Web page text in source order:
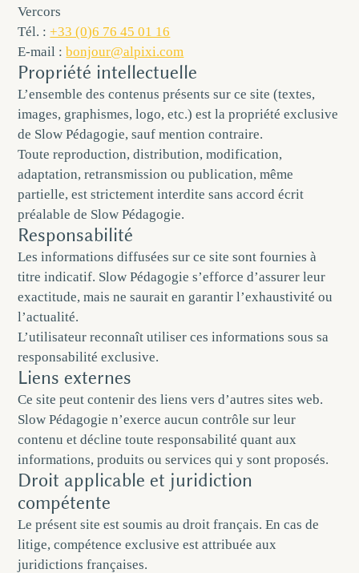
Vercors
Tél. :+33 (0)6 76 45 01 16
E-mail :bonjour@alpixi.com
Propriété intellectuelle
L’ensemble des contenus présents sur ce site (textes,
images, graphismes, logo, etc.) est la propriété exclusive
de Slow Pédagogie, sauf mention contraire.
Toute reproduction, distribution, modification,
adaptation, retransmission ou publication, même
partielle, est strictement interdite sans accord écrit
préalable de Slow Pédagogie.
Responsabilité
Les informations diffusées sur ce site sont fournies à
titre indicatif. Slow Pédagogie s’efforce d’assurer leur
exactitude, mais ne saurait en garantir l’exhaustivité ou
l’actualité.
L’utilisateur reconnaît utiliser ces informations sous sa
responsabilité exclusive.
Liens externes
Ce site peut contenir des liens vers d’autres sites web.
Slow Pédagogie n’exerce aucun contrôle sur leur
contenu et décline toute responsabilité quant aux
informations, produits ou services qui y sont proposés.
Droit applicable et juridiction
compétente
Le présent site est soumis au droit français. En cas de
litige, compétence exclusive est attribuée aux
juridictions françaises.